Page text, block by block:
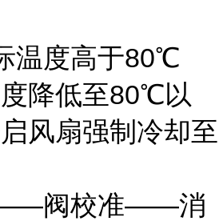
温度高于80℃
降低至80℃以
风扇强制冷却至
——阀校准——消